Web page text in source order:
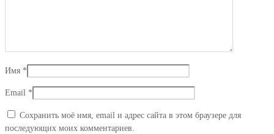
Имя *
Email *
Сохранить моё имя, email и адрес сайта в этом браузере для
последующих моих комментариев.